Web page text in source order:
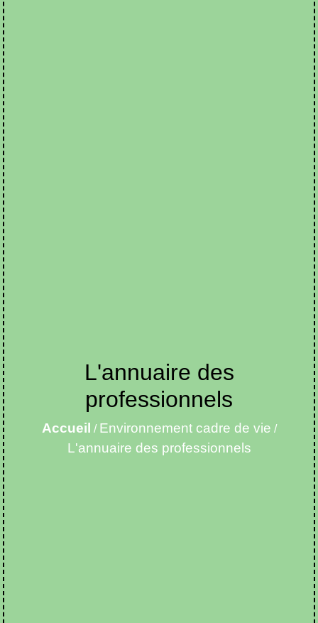
L'annuaire des
professionnels
Accueil / Environnement cadre de vie /
L'annuaire des professionnels